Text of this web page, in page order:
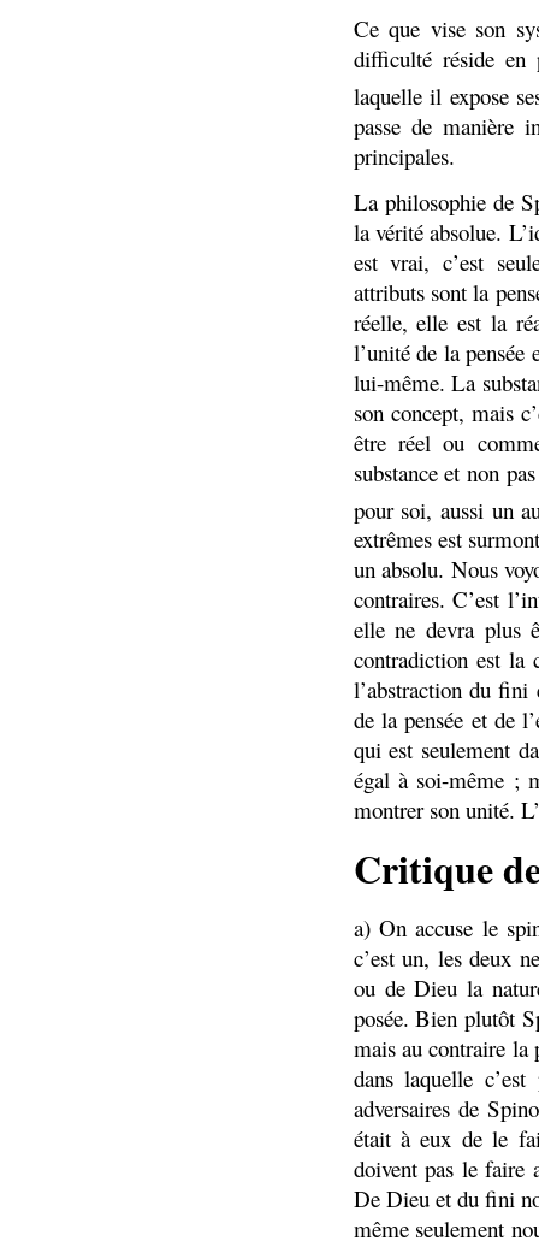
Ce que vise son
difficulté réside en
laquelle il expose
passe de manière
principales.
La philosophie de
la vérité absolue.
est vrai, c’est
attributs sont la
réelle, elle est la
l’unité de la pensée
lui-même. La
son concept, mais
être réel ou
substance et non
pour soi, aussi un
extrêmes est
un absolu. Nous
contraires. C’est
elle ne devra plus
contradiction est la
l’abstraction du
de la pensée et de
qui est seulement
égal à soi-même ;
montrer son unité.
Critique
a) On accuse le
c’est un, les deux
ou de Dieu la
posée. Bien plutôt
mais au contraire la
dans laquelle
adversaires de
était à eux de le
doivent pas le faire
De Dieu et du fini
même seulement